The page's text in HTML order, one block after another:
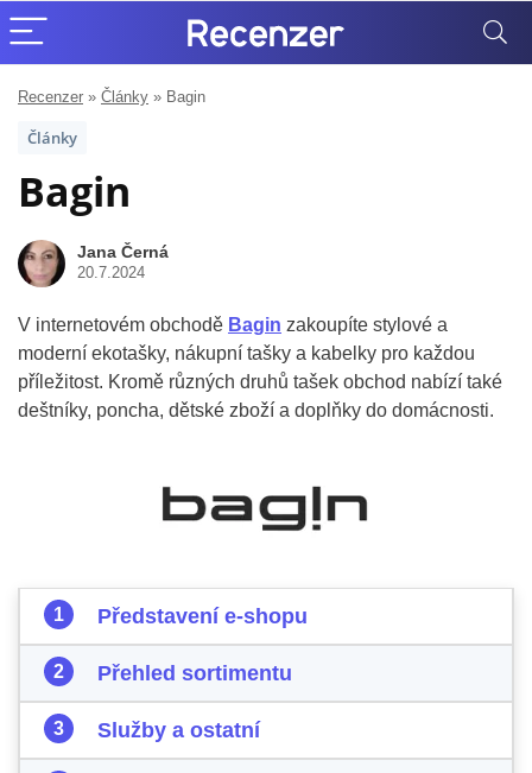
Recenzer » Články » Bagin
Články
Bagin
Jana Černá
20.7.2024
V internetovém obchodě Bagin zakoupíte stylové a
moderní ekotašky, nákupní tašky a kabelky pro každou
příležitost. Kromě různých druhů tašek obchod nabízí také
deštníky, poncha, dětské zboží a doplňky do domácnosti.
Představení e-shopu
Přehled sortimentu
Služby a ostatní